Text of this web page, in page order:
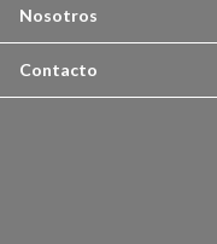
Nosotros
Contacto